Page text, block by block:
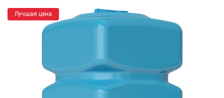
Лучшая цена